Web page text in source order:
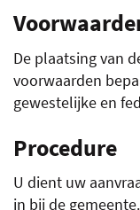
De plaatsing van
voorwaarden
gewestelijke en
Procedure
U dient uw
in bij de gemeente.